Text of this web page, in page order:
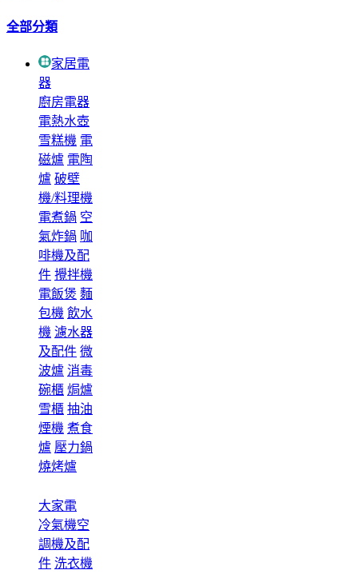
全部分類
家居電
器
廚房電器
電熱水壺
雪糕機 電
磁爐 電陶
爐 破壁
機/料理機
電煮鍋 空
氣炸鍋 咖
啡機及配
件 攪拌機
電飯煲 麵
包機 飲水
機 濾水器
及配件 微
波爐 消毒
碗櫃 焗爐
雪櫃 抽油
煙機 煮食
爐 壓力鍋
燒烤爐
大家電
冷氣機空
調機及配
件 洗衣機